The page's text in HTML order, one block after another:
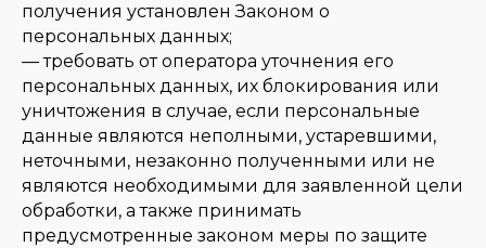
получения установлен Законом о
персональных данных;
— требовать от оператора уточнения его
персональных данных, их блокирования или
уничтожения в случае, если персональные
данные являются неполными, устаревшими,
неточными, незаконно полученными или не
являются необходимыми для заявленной цели
обработки, а также принимать
предусмотренные законом меры по защите